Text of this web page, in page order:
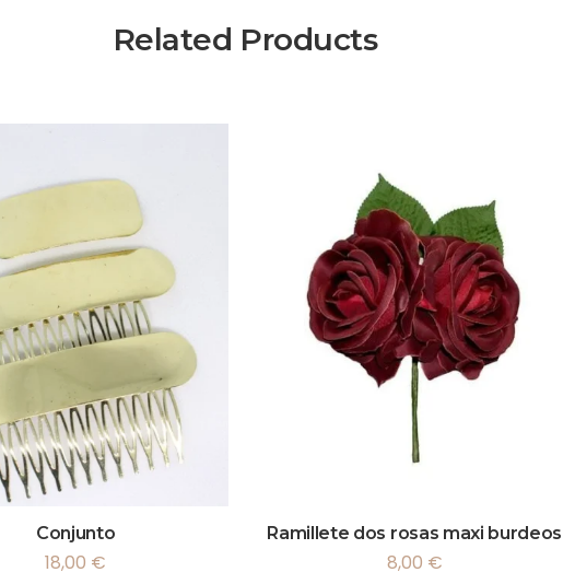
Related Products
Conjunto
18,00 €
Ramillete dos rosas maxi burdeos
8,00 €